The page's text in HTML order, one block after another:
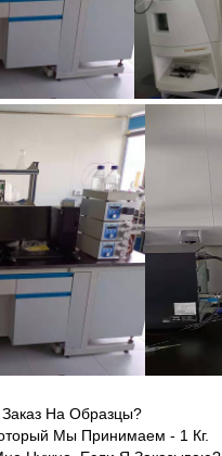
На Образцы?
Мы Принимаем - 1 Кг.